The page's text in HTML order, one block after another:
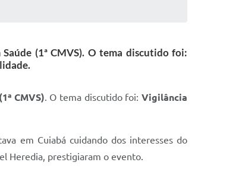
(1ª CMVS). O tema discutido foi:
CMVS). O tema discutido foi:Vigilância
em Cuiabá cuidando dos interesses do
Heredia, prestigiaram o evento.